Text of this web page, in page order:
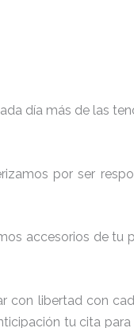
día más de las
por ser
accesorios de tu
con libertad con
tu cita